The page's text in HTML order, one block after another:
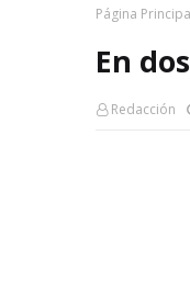
Página
En
Redacción